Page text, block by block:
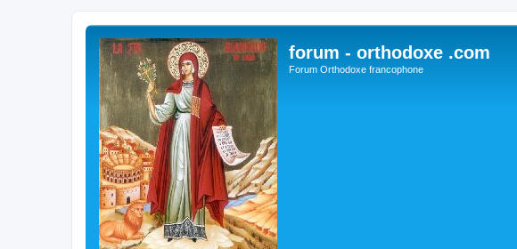
forum - orthodoxe .com
Forum Orthodoxe francophone